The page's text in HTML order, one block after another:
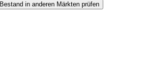
Bestand in anderen Märkten prüfen